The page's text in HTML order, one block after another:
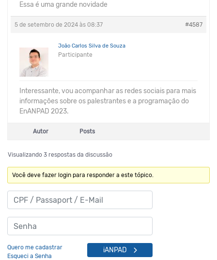
Essa é uma grande novidade
5 de setembro de 2024 às 08:37 #4587
João Carlos Silva de Souza
Participante
Interessante, vou acompanhar as redes sociais para mais
informações sobre os palestrantes e a programação do
EnANPAD 2023.
Autor Posts
Visualizando 3 respostas da discussão
Você deve fazer login para responder a este tópico.
Quero me cadastrar
Esqueci a Senha
iANPAD